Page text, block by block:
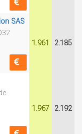
SAS
1.961 2.185
1.967 2.192